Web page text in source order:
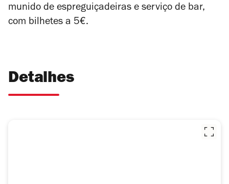
munido de espreguiçadeiras e serviço de bar,
com bilhetes a 5€.
Detalhes